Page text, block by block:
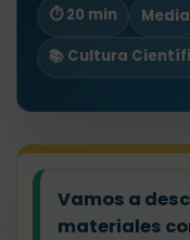
⏱ 20 min
Media
📚 Cultura
Vamos a
materiales